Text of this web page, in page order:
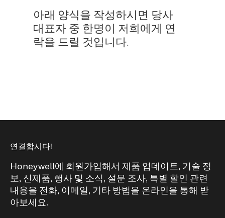
아래 양식을 작성하시면 당사
대표자 중 한명이 저희에게 연
락을 드릴 것입니다.
연결합시다!
Honeywell에 회원가입해서 제품 업데이트, 기술 정
보, 신제품, 행사 및 소식, 설문 조사, 특별 할인 관련
내용을 전화, 이메일, 기타 방법을 온라인을 통해 받
아보세요.